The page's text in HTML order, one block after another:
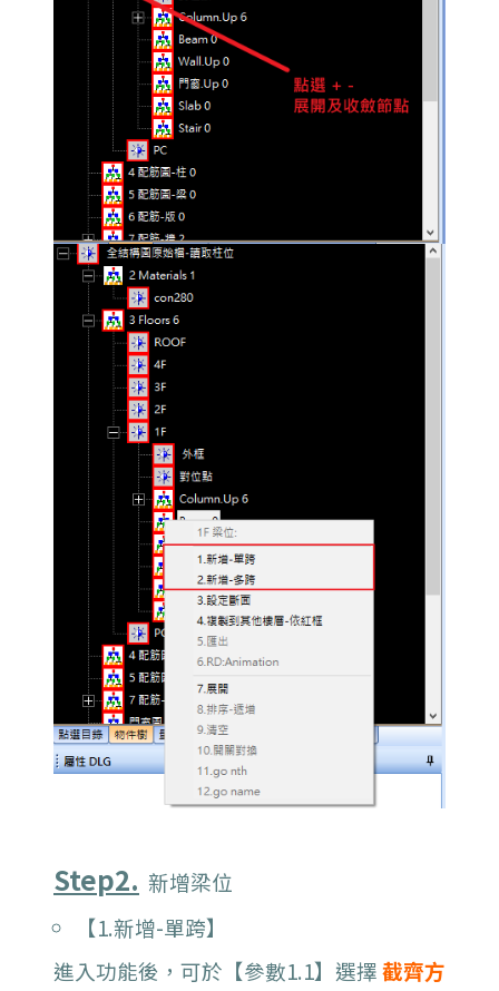
Step2. 新增梁位
【1.新增-單跨】
進入功能後，可於【參數1.1】選擇截齊方